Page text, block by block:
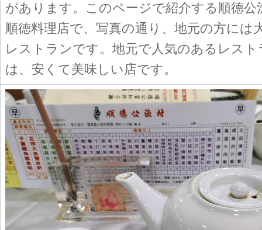
があります。このページで紹介する順徳公
順徳料理店で、写真の通り、地元の方には
レストランです。地元で人気のあるレス
は、安くて美味しい店です。